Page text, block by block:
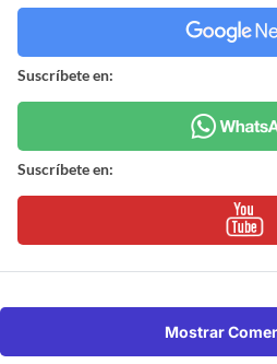
Suscríbete en:
Suscríbete en:
Mostrar